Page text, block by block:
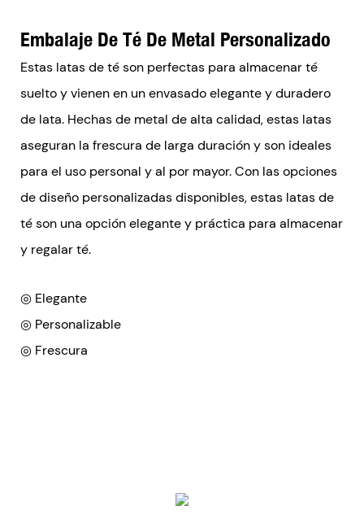
Embalaje De Té De Metal Personalizado
Estas latas de té son perfectas para almacenar té
suelto y vienen en un envasado elegante y duradero
de lata. Hechas de metal de alta calidad, estas latas
aseguran la frescura de larga duración y son ideales
para el uso personal y al por mayor. Con las opciones
de diseño personalizadas disponibles, estas latas de
té son una opción elegante y práctica para almacenar
y regalar té.
◎ Elegante
◎ Personalizable
◎ Frescura